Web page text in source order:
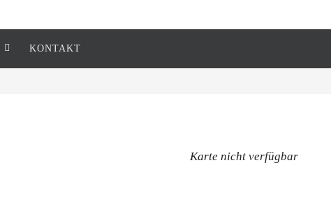
KONTAKT
Karte nicht verfügbar